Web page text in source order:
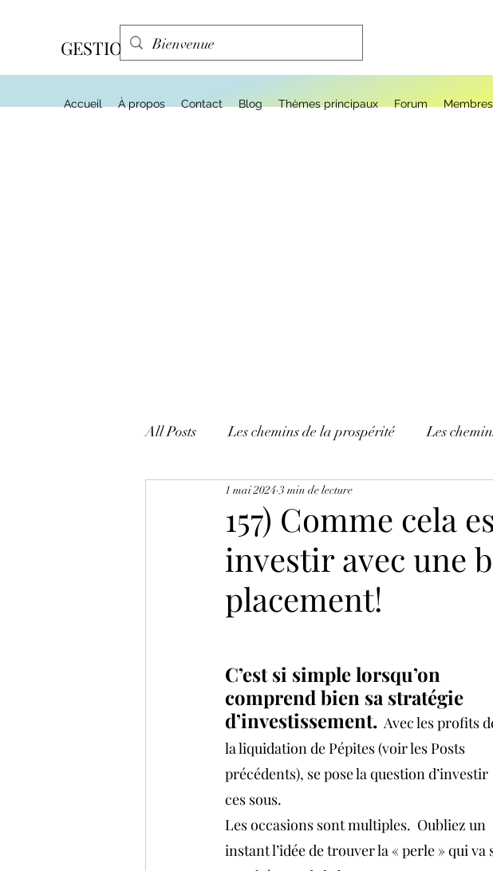
Accueil À propos Contact Blog Thèmes principaux Forum Membres
GESTION EFFA
All Posts Les chemins de la prospérité Les
Mes tactiques et mes trucs!
157) Comme cela
investir avec une
placement!
1 mai 2024 3 min de lecture
C’est si simple lorsqu’on
comprend bien sa stratégie
d’investissement. Avec les profits
la liquidation de Pépites (voir les Posts
précédents), se pose la question d’investir
ces sous.
Les occasions sont multiples.  Oubliez un
instant l’idée de trouver la « perle » qui